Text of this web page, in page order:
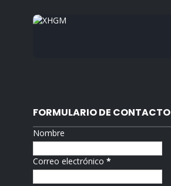
FORMULARIO DE CONTACTO
Nombre
Correo electrónico*